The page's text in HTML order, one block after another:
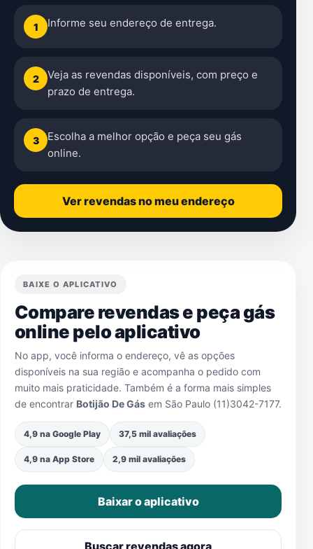
1 Informe seu endereço de entrega.
2
Veja as revendas disponíveis, com preço e
prazo de entrega.
3
Escolha a melhor opção e peça seu gás
online.
Ver revendas no meu endereço
BAIXE O APLICATIVO
Compare revendas e peça gás
online pelo aplicativo
No app, você informa o endereço, vê as opções
disponíveis na sua região e acompanha o pedido com
muito mais praticidade. Também é a forma mais simples
de encontrar Botijão De Gás em São Paulo (11)3042-7177.
4,9 na Google Play 37,5 mil avaliações
4,9 na App Store 2,9 mil avaliações
Baixar o aplicativo
Buscar revendas agora